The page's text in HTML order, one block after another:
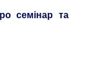
семінар та